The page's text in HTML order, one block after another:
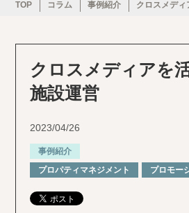
TOP コラム 事例紹介 クロスメディ
クロスメディアを
施設運営
2023/04/26
事例紹介
プロパティマネジメント
プロモー